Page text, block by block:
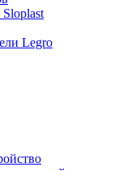
Legro